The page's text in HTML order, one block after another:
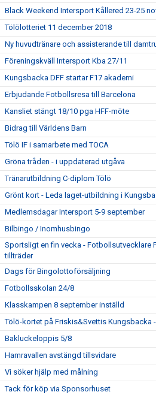
Black Weekend Intersport Kållered 23-25
Tölölotteriet 11 december 2018
Ny huvudtränare och assisterande till
Föreningskväll Intersport Kba 27/11
Kungsbacka DFF startar F17 akademi
Erbjudande Fotbollsresa till Barcelona
Kansliet stängt 18/10 pga HFF-möte
Bidrag till Världens Barn
Tölö IF i samarbete med TOCA
Gröna tråden - i uppdaterad utgåva
Tränarutbildning C-diplom Tölö
Grönt kort - Leda laget-utbildning i
Medlemsdagar Intersport 5-9 september
Bilbingo / Inomhusbingo
Sportsligt en fin vecka - Fotbollsutvecklare
tillträder
Dags för Bingolottoförsäljning
Fotbollsskolan 24/8
Klasskampen 8 september inställd
Tölö-kortet på Friskis&Svettis Kungsbacka
Bakluckeloppis 5/8
Hamravallen avstängd tillsvidare
Vi söker hjälp med målning
Tack för köp via Sponsorhuset